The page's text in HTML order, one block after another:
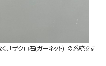
「ザクロ石(ガーネット)」の系統をす